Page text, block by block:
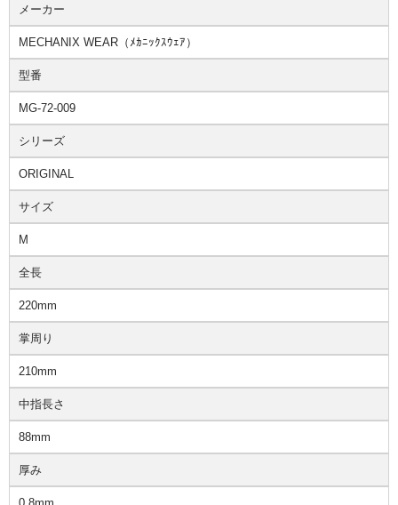
メーカー
MECHANIX WEAR（ﾒｶﾆｯｸｽｳｪｱ）
型番
MG-72-009
シリーズ
ORIGINAL
サイズ
M
全長
220mm
掌周り
210mm
中指長さ
88mm
厚み